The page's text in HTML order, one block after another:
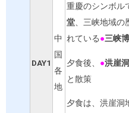
DAY1
中
国
各
地
重慶のシンボル
堂 、三峡地域
れている●三峡
夕食後、 ●洪崖洞
と散策
夕食は、洪崖洞